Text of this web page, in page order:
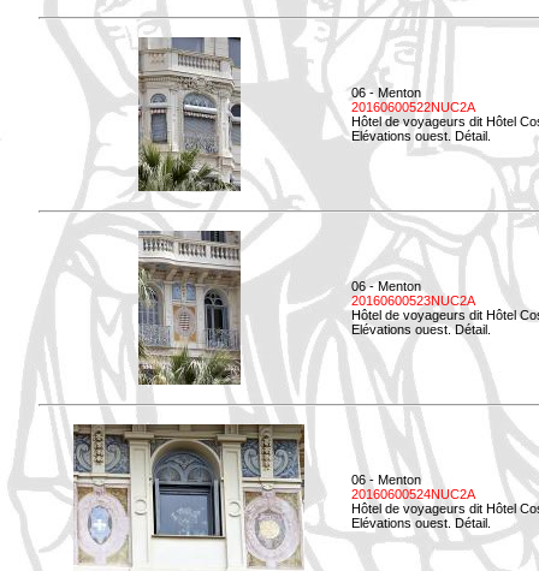
06 - Menton
20160600522NUC2A
Hôtel de voyageurs dit Hôtel
Elévations ouest. Détail.
06 - Menton
20160600523NUC2A
Hôtel de voyageurs dit Hôtel
Elévations ouest. Détail.
06 - Menton
20160600524NUC2A
Hôtel de voyageurs dit Hôtel
Elévations ouest. Détail.